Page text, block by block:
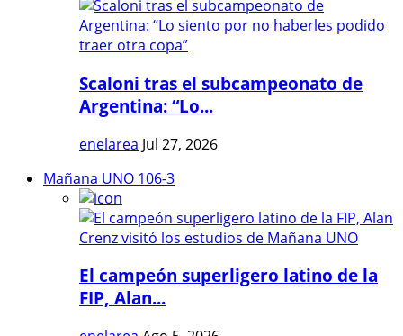
Scaloni tras el subcampeonato de
Argentina: “Lo...
enelarea Jul 27, 2026
Mañana UNO 106-3
El campeón superligero latino de la
FIP, Alan...